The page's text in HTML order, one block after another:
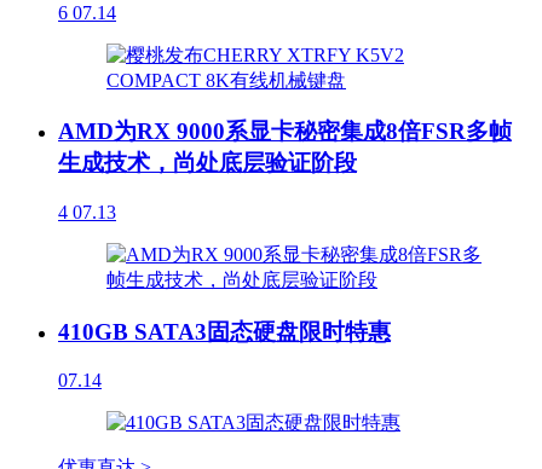
6 07.14
AMD为RX 9000系显卡秘密集成8倍FSR多帧
生成技术，尚处底层验证阶段
4 07.13
410GB SATA3固态硬盘限时特惠
07.14